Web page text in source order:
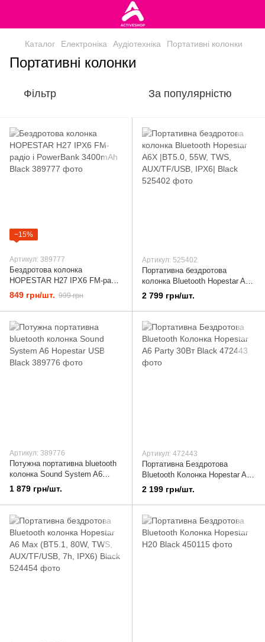
Каталог Електроніка Аудіотехніка Портативні колонки
Портативні колонки
Фільтр За популярністю
−15%
Артикул: 389777
Бездротова колонка
HOPESTAR H27 IPX6 FM-радіо
і PowerBank 3400mAh Black
849 грн/шт. 999 грн
Артикул: 525402
Портативна бездротова
колонка Bluetooth Hopestar A6X
|BT5.0, 55W, TWS,
AUX/TF/USB, IPX6| Black
2 799 грн/шт.
Артикул: 389776
Потужна портативна bluetooth
колонка Sound System A6
Hopestar USB Black
1 879 грн/шт.
Артикул: 472443
Портативна Бездротова
Bluetooth Колонка Hopestar A6
Party 30Вт Black
2 199 грн/шт.